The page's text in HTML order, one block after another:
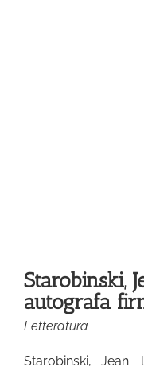
Starobinski,
autografa
Letteratura
Starobinski,